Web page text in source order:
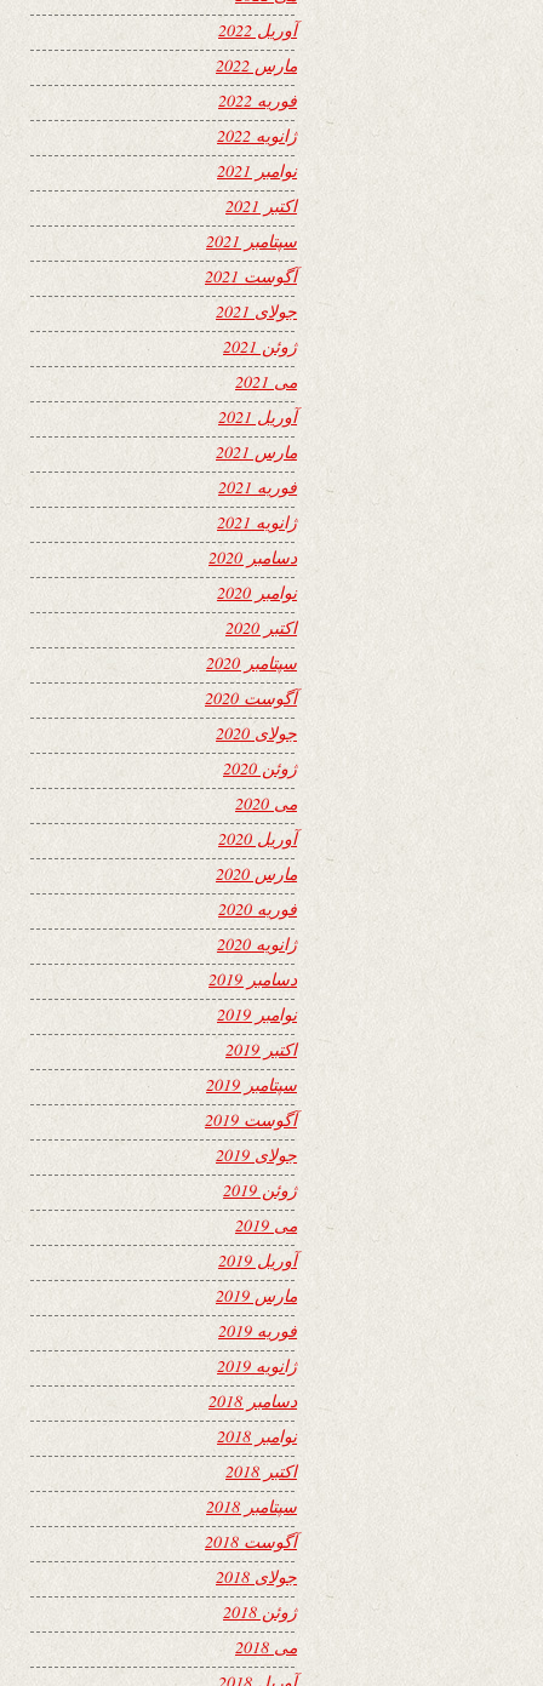
آوریل 2022
مارس 2022
فوریه 2022
ژانویه 2022
نوامبر 2021
اکتبر 2021
سپتامبر 2021
آگوست 2021
جولای 2021
ژوئن 2021
می 2021
آوریل 2021
مارس 2021
فوریه 2021
ژانویه 2021
دسامبر 2020
نوامبر 2020
اکتبر 2020
سپتامبر 2020
آگوست 2020
جولای 2020
ژوئن 2020
می 2020
آوریل 2020
مارس 2020
فوریه 2020
ژانویه 2020
دسامبر 2019
نوامبر 2019
اکتبر 2019
سپتامبر 2019
آگوست 2019
جولای 2019
ژوئن 2019
می 2019
آوریل 2019
مارس 2019
فوریه 2019
ژانویه 2019
دسامبر 2018
نوامبر 2018
اکتبر 2018
سپتامبر 2018
آگوست 2018
جولای 2018
ژوئن 2018
می 2018